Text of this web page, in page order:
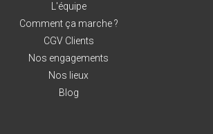
L'équipe
Comment ça marche ?
CGV Clients
Nos engagements
Nos lieux
Blog